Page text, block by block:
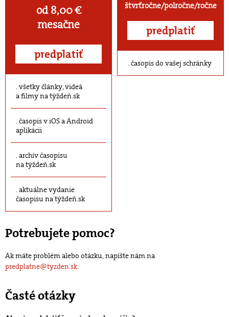
od 8,00 €
mesačne
predplatiť
všetky články, videá
a filmy na týždeň.sk
časopis v iOS a Android
aplikácii
archív časopisu
na týždeň.sk
aktuálne vydanie
časopisu na týždeň.sk
štvrťročne/polročne/ročne
predplatiť
časopis do vašej schránky
Potrebujete pomoc?
Ak máte problém alebo otázku, napíšte nám na
predplatne@tyzden.sk.
Časté otázky